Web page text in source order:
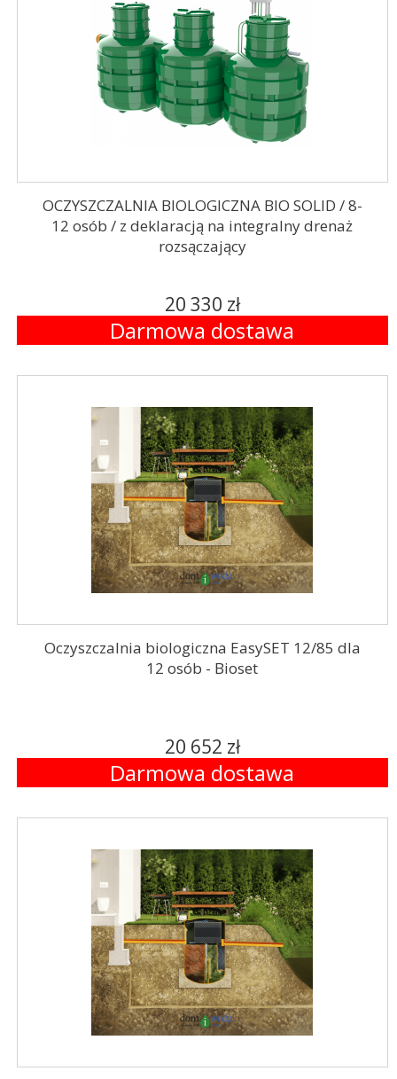
OCZYSZCZALNIA BIOLOGICZNA BIO SOLID / 8-
12 osób / z deklaracją na integralny drenaż
rozsączający
20 330 zł
Darmowa dostawa
Oczyszczalnia biologiczna EasySET 12/85 dla
12 osób - Bioset
20 652 zł
Darmowa dostawa